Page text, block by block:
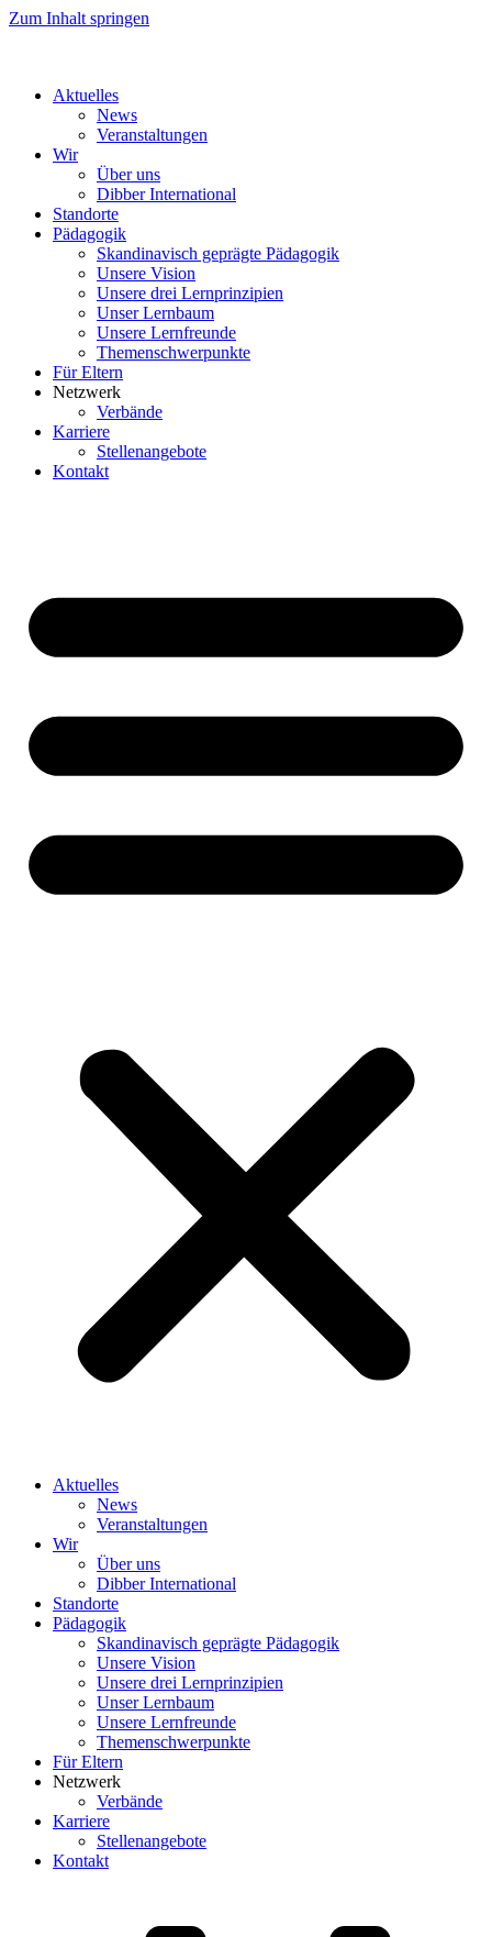
Zum Inhalt springen
Aktuelles
News
Veranstaltungen
Wir
Über uns
Dibber International
Standorte
Pädagogik
Skandinavisch geprägte Pädagogik
Unsere Vision
Unsere drei Lernprinzipien
Unser Lernbaum
Unsere Lernfreunde
Themenschwerpunkte
Für Eltern
Netzwerk
Verbände
Karriere
Stellenangebote
Kontakt
Aktuelles
News
Veranstaltungen
Wir
Über uns
Dibber International
Standorte
Pädagogik
Skandinavisch geprägte Pädagogik
Unsere Vision
Unsere drei Lernprinzipien
Unser Lernbaum
Unsere Lernfreunde
Themenschwerpunkte
Für Eltern
Netzwerk
Verbände
Karriere
Stellenangebote
Kontakt